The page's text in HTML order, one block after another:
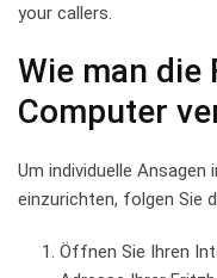
your⁤ callers.
Wie man die⁢
Computer
Um individuelle
einzurichten, folgen ‍Sie
Öffnen Sie Ihren